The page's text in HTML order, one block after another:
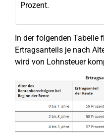
Prozent.
In der folgenden Tabelle
Ertragsanteils je nach
wird von Lohnsteuer